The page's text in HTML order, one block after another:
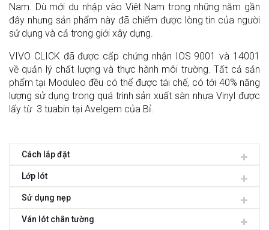
Nam. Dù mới du nhập vào Việt Nam trong những năm gần
đây nhưng sản phẩm này đã chiếm được lòng tin của người
sử dụng và cả trong giới xây dựng.
VIVO CLICK đã được cấp chứng nhận IOS 9001 và 14001
về quản lý chất lượng và thực hành môi trường. Tất cả sản
phẩm tại Moduleo đều có thể được tái chế, có tới 40% năng
lượng sử dụng trong quá trình sản xuất sàn nhựa Vinyl được
lấy từ 3 tuabin tại Avelgem của Bỉ.
Cách lắp đặt
Lớp lót
Sử dụng nẹp
Ván lót chân tường